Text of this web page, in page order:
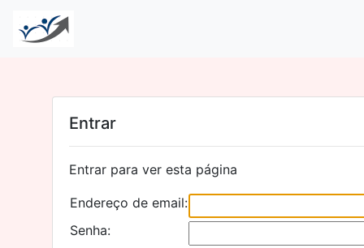
Entrar
Entrar para ver esta página
Endereço de email:
Senha: